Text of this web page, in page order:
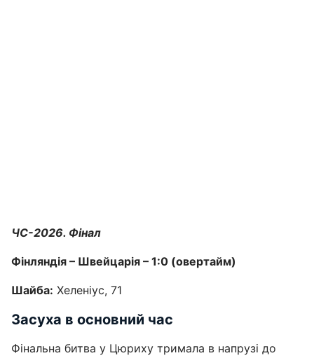
ЧС-2026. Фінал
Фінляндія – Швейцарія – 1:0 (овертайм)
Шайба: Хеленіус, 71
Засуха в основний час
Фінальна битва у Цюриху тримала в напрузі до